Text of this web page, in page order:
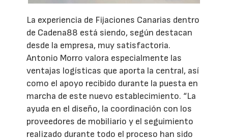
La experiencia de Fijaciones Canarias dentro
de Cadena88 está siendo, según destacan
desde la empresa, muy satisfactoria.
Antonio Morro valora especialmente las
ventajas logísticas que aporta la central, así
como el apoyo recibido durante la puesta en
marcha de este nuevo establecimiento. “La
ayuda en el diseño, la coordinación con los
proveedores de mobiliario y el seguimiento
realizado durante todo el proceso han sido